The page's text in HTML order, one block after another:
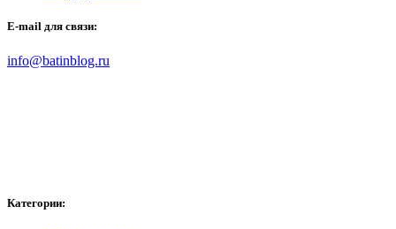
E-mail для связи:
info@batinblog.ru
Категории: